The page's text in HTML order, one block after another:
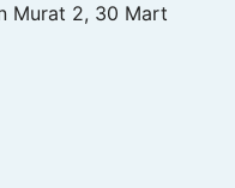
Murat 2, 30 Mart